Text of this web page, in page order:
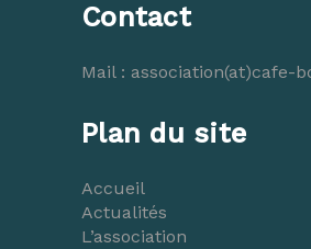
Contact
Mail : association(at)cafe-
Plan du site
Accueil
Actualités
L’association